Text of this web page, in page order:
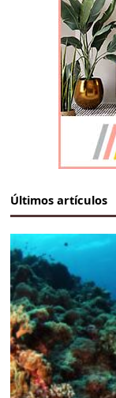
Últimos artículos